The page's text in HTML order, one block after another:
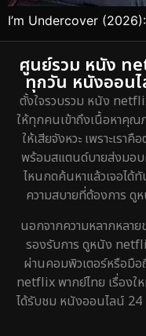
I’m Undercover
ศูนย์รวม หนัง
ทุกวัน หนังออน
ตั้งใจรวบรวม หนัง
ให้ทุกคนเข้าถึงเนื้อหาคุณ
ให้เสียจังหวะ เพราะเรา
พร้อมสแตนด์บายส่งมอ
ไหนกดค้นหาแล้วเจอได้
ความสบายที่ต้องการ
นอกจากความหลากหลาย
รองรับการ ดูหนัง
ผ่านคอมพิวเตอร์หรือมื
netflix พากย์ไทย เรื่อง
ได้รับชม หนังออนไลน์